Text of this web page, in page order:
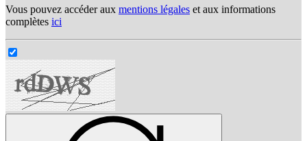
Vous pouvez accéder aux mentions légales et aux informations
complètes ici